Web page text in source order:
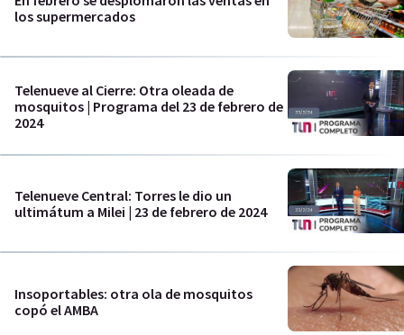
los supermercados
Telenueve al Cierre: Otra oleada de
mosquitos | Programa del 23 de febrero de
2024
Telenueve Central: Torres le dio un
ultimátum a Milei | 23 de febrero de 2024
Insoportables: otra ola de mosquitos
copó el AMBA